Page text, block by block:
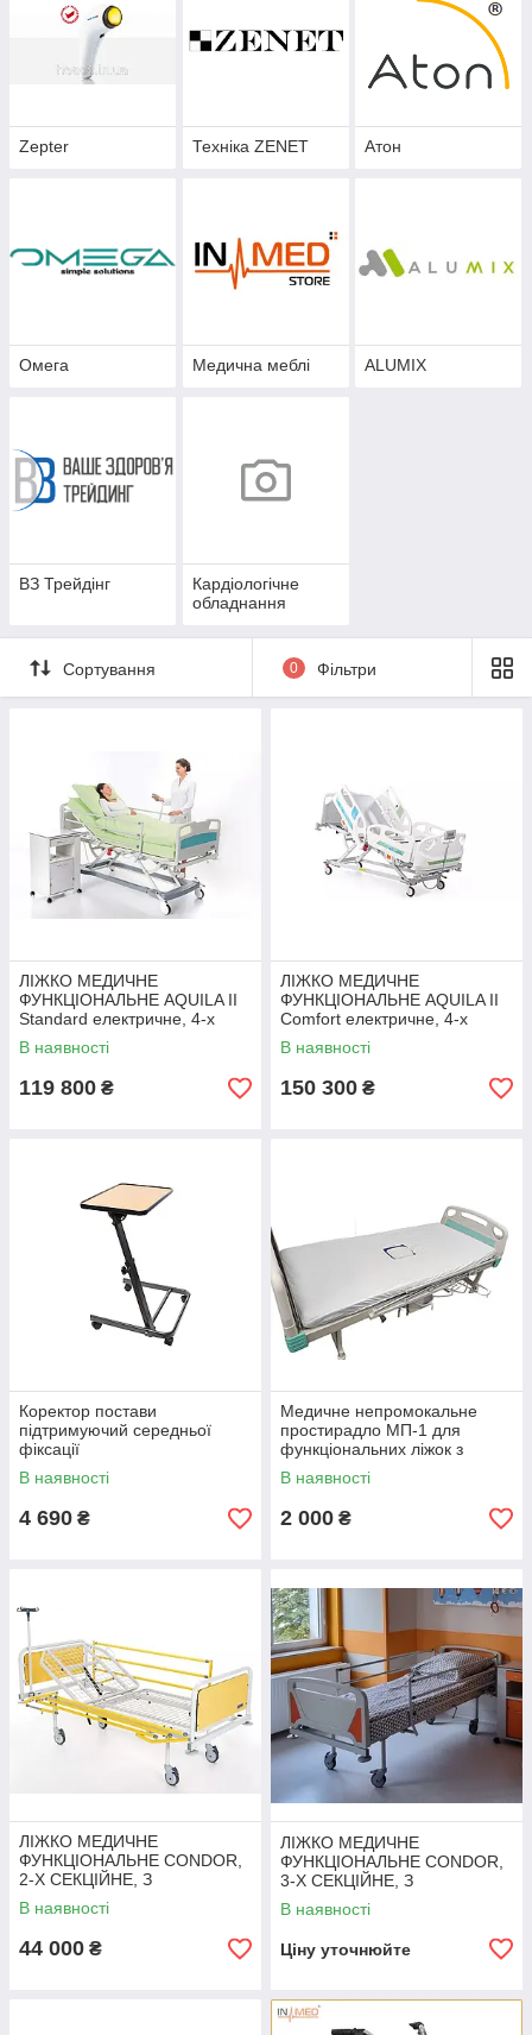
Zepter Техніка ZENET Атон
Омега Медична меблі ALUMIX
ВЗ Трейдінг
Кардіологічне
обладнання
Сортування 0 Фільтри
ЛІЖКО МЕДИЧНЕ
ФУНКЦІОНАЛЬНЕ AQUILA II
Standard електричне, 4-х
секційне, виробництво ЄС
В наявності
119 800 ₴
ЛІЖКО МЕДИЧНЕ
ФУНКЦІОНАЛЬНЕ AQUILA II
Comfort електричне, 4-х
секційне, виробництво ЄС
В наявності
150 300 ₴
Коректор постави
підтримуючий середньої
фіксації
В наявності
4 690 ₴
Медичне непромокальне
простирадло МП-1 для
функціональних ліжок з
туалетом MIRID
В наявності
2 000 ₴
ЛІЖКО МЕДИЧНЕ
ФУНКЦІОНАЛЬНЕ CONDOR,
2-Х СЕКЦІЙНЕ, З
ФІКСОВАНОЮ ВИСОТОЮ
В наявності
44 000 ₴
ЛІЖКО МЕДИЧНЕ
ФУНКЦІОНАЛЬНЕ CONDOR,
3-Х СЕКЦІЙНЕ, З
ФІКСОВАНОЮ ВИСОТОЮ
В наявності
Ціну уточнюйте